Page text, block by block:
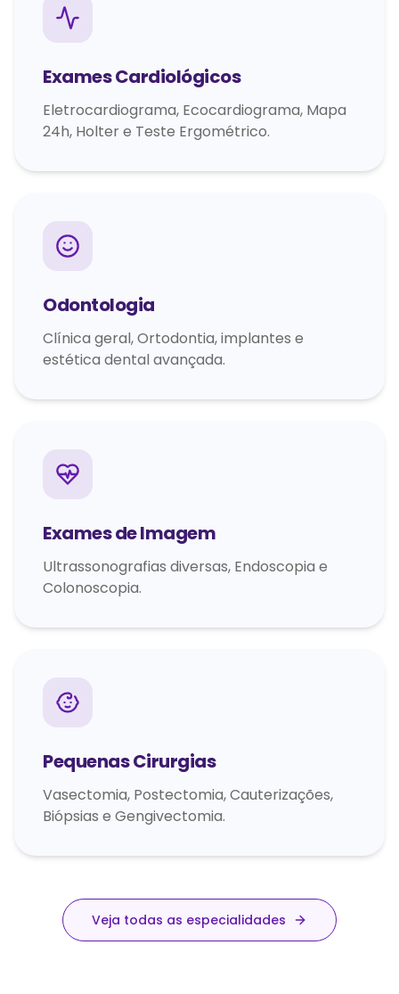
Exames Cardiológicos
Eletrocardiograma, Ecocardiograma, Mapa
24h, Holter e Teste Ergométrico.
Odontologia
Clínica geral, Ortodontia, implantes e
estética dental avançada.
Exames de Imagem
Ultrassonografias diversas, Endoscopia e
Colonoscopia.
Pequenas Cirurgias
Vasectomia, Postectomia, Cauterizações,
Biópsias e Gengivectomia.
Veja todas as especialidades